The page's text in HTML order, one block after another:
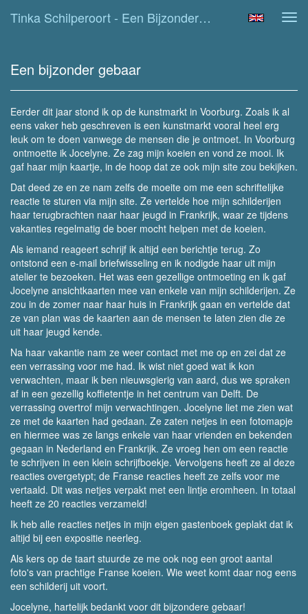
Tinka Schilperoort - Een Bijzonder Gebaar
Een bijzonder gebaar
Eerder dit jaar stond ik op de kunstmarkt in Voorburg. Zoals ik al
eens vaker heb geschreven is een kunstmarkt vooral heel erg
leuk om te doen vanwege de mensen die je ontmoet. In Voorburg
ontmoette ik Jocelyne. Ze zag mijn koeien en vond ze mooi. Ik
gaf haar mijn kaartje, in de hoop dat ze ook mijn site zou bekijken.
Dat deed ze en ze nam zelfs de moeite om me een schriftelijke
reactie te sturen via mijn site. Ze vertelde hoe mijn schilderijen
haar terugbrachten naar haar jeugd in Frankrijk, waar ze tijdens
vakanties regelmatig de boer mocht helpen met de koeien.
Als iemand reageert schrijf ik altijd een berichtje terug. Zo
ontstond een e-mail briefwisseling en ik nodigde haar uit mijn
atelier te bezoeken. Het was een gezellige ontmoeting en ik gaf
Jocelyne ansichtkaarten mee van enkele van mijn schilderijen. Ze
zou in de zomer naar haar huis in Frankrijk gaan en vertelde dat
ze van plan was de kaarten aan de mensen te laten zien die ze
uit haar jeugd kende.
Na haar vakantie nam ze weer contact met me op en zei dat ze
een verrassing voor me had. Ik wist niet goed wat ik kon
verwachten, maar ik ben nieuwsgierig van aard, dus we spraken
af in een gezellig koffietentje in het centrum van Delft. De
verrassing overtrof mijn verwachtingen. Jocelyne liet me zien wat
ze met de kaarten had gedaan. Ze zaten netjes in een fotomapje
en hiermee was ze langs enkele van haar vrienden en bekenden
gegaan in Nederland en Frankrijk. Ze vroeg hen om een reactie
te schrijven in een klein schrijfboekje. Vervolgens heeft ze al deze
reacties overgetypt; de Franse reacties heeft ze zelfs voor me
vertaald. Dit was netjes verpakt met een lintje eromheen. In totaal
heeft ze 20 reacties verzameld!
Ik heb alle reacties netjes in mijn eigen gastenboek geplakt dat ik
altijd bij een expositie neerleg.
Als kers op de taart stuurde ze me ook nog een groot aantal
foto's van prachtige Franse koeien. Wie weet komt daar nog eens
een schilderij uit voort.
Jocelyne, hartelijk bedankt voor dit bijzondere gebaar!